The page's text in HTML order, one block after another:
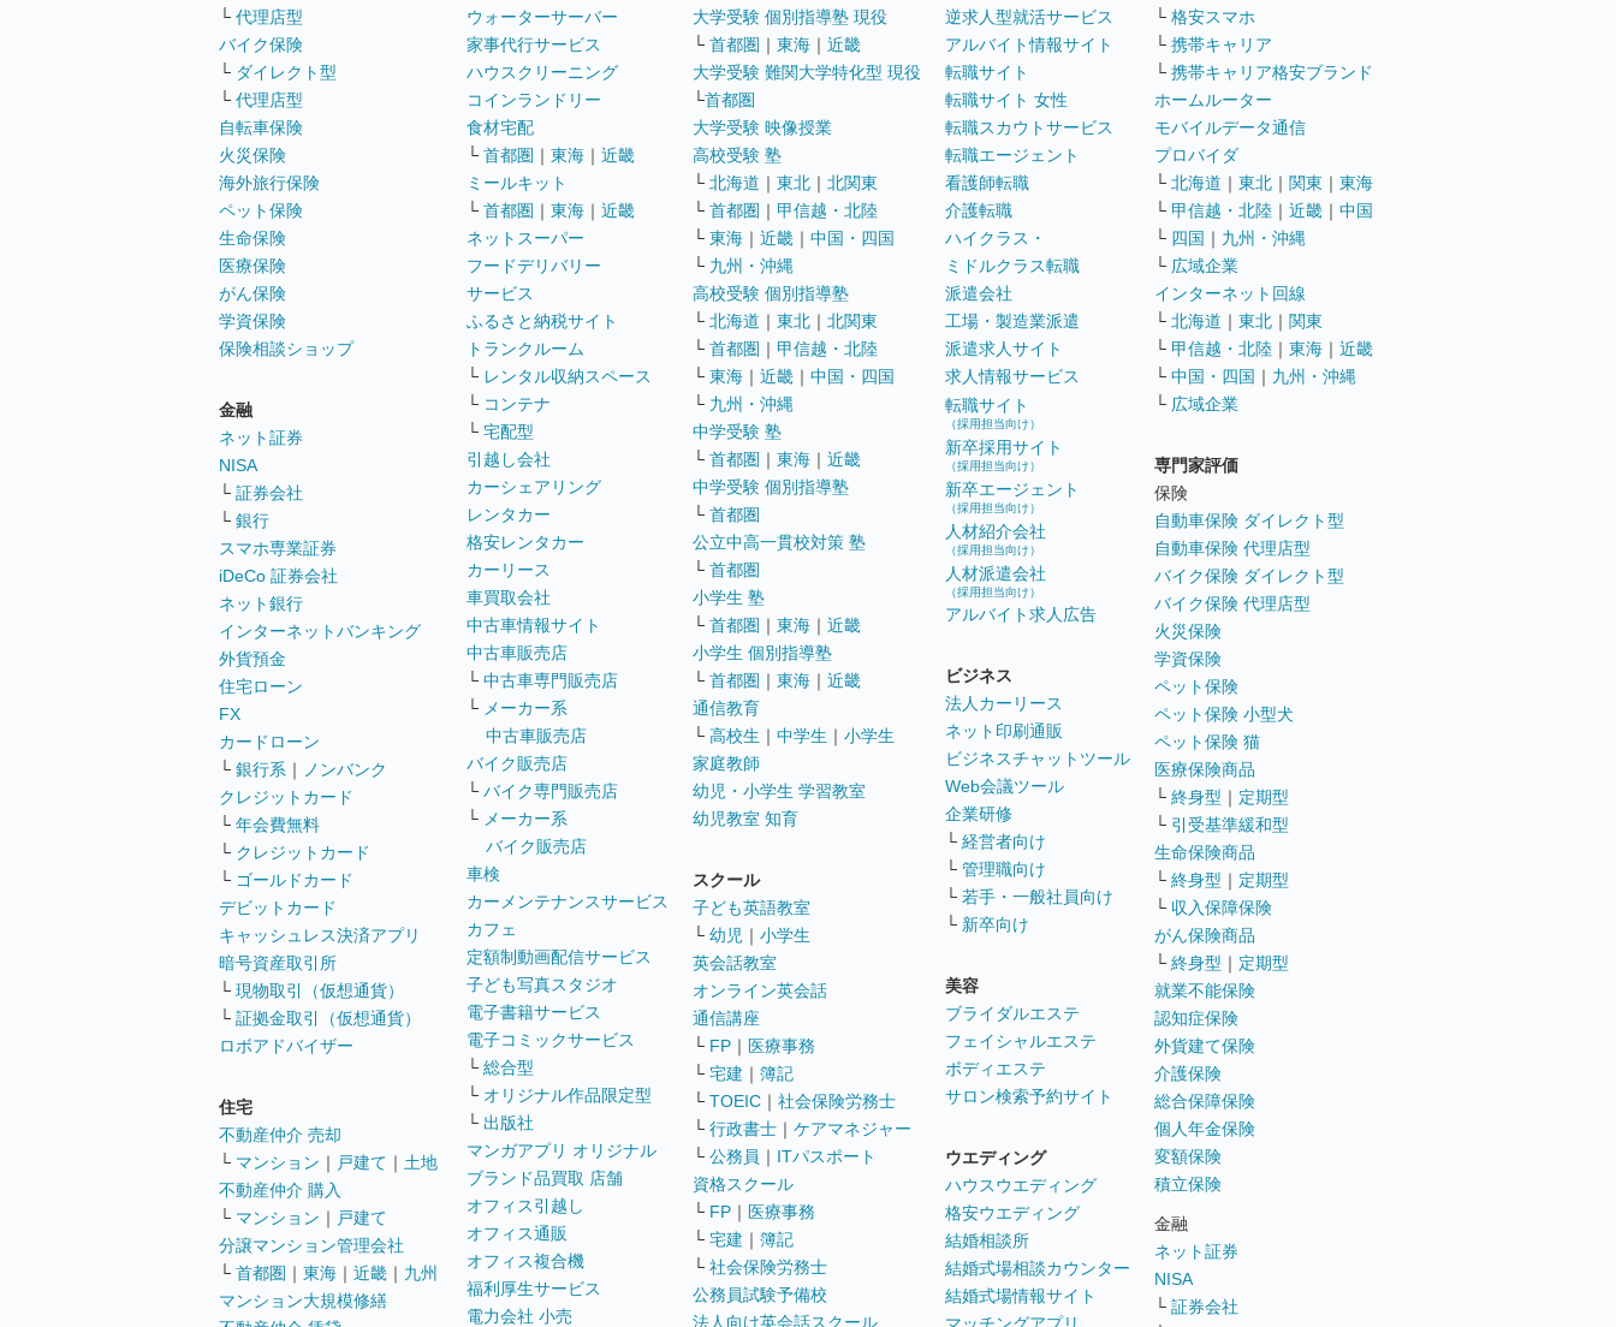
└ 代理店型
バイク保険
└ ダイレクト型
└ 代理店型
自転車保険
火災保険
海外旅行保険
ペット保険
生命保険
医療保険
がん保険
学資保険
保険相談ショップ
金融
ネット証券
NISA
└ 証券会社
└ 銀行
スマホ専業証券
iDeCo 証券会社
ネット銀行
インターネットバンキング
外貨預金
住宅ローン
FX
カードローン
└ 銀行系 ｜
ノンバンク
クレジットカード
└ 年会費無料
└ クレジットカード
└ ゴールドカード
デビットカード
キャッシュレス決済アプリ
暗号資産取引所
└ 現物取引（仮想通貨）
└ 証拠金取引（仮想通貨）
ロボアドバイザー
住宅
不動産仲介 売却
└ マンション ｜ 戸建て ｜ 土地
不動産仲介 購入
└ マンション ｜ 戸建て
分譲マンション管理会社
└ 首都圏 ｜ 東海 ｜ 近畿 ｜ 九州
マンション大規模修繕
ウォーターサーバー
家事代行サービス
ハウスクリーニング
コインランドリー
食材宅配
└ 首都圏 ｜ 東海 ｜ 近畿
ミールキット
└ 首都圏 ｜ 東海 ｜ 近畿
ネットスーパー
フードデリバリー
サービス
ふるさと納税サイト
トランクルーム
└ レンタル収納スペース
└ コンテナ
└ 宅配型
引越し会社
カーシェアリング
レンタカー
格安レンタカー
カーリース
車買取会社
中古車情報サイト
中古車販売店
└ 中古車専門販売店
└ メーカー系
中古車販売店
バイク販売店
└ バイク専門販売店
└ メーカー系
バイク販売店
車検
カーメンテナンスサービス
カフェ
定額制動画配信サービス
子ども写真スタジオ
電子書籍サービス
電子コミックサービス
└ 総合型
└ オリジナル作品限定型
└ 出版社
マンガアプリ オリジナル
ブランド品買取 店舗
オフィス引越し
オフィス通販
オフィス複合機
福利厚生サービス
電力会社 小売
大学受験 個別指導塾 現役
└ 首都圏 ｜ 東海 ｜ 近畿
大学受験 難関大学特化型 現役
└首都圏
大学受験 映像授業
高校受験 塾
└ 北海道 ｜ 東北 ｜ 北関東
└ 首都圏 ｜ 甲信越・北陸
└ 東海 ｜ 近畿 ｜ 中国・四国
└ 九州・沖縄
高校受験 個別指導塾
└ 北海道 ｜ 東北 ｜ 北関東
└ 首都圏 ｜ 甲信越・北陸
└ 東海 ｜ 近畿 ｜ 中国・四国
└ 九州・沖縄
中学受験 塾
└ 首都圏 ｜ 東海 ｜ 近畿
中学受験 個別指導塾
└ 首都圏
公立中高一貫校対策 塾
└ 首都圏
小学生 塾
└ 首都圏 ｜ 東海 ｜ 近畿
小学生 個別指導塾
└ 首都圏 ｜ 東海 ｜ 近畿
通信教育
└ 高校生 ｜ 中学生 ｜ 小学生
家庭教師
幼児・小学生 学習教室
幼児教室 知育
スクール
子ども英語教室
└ 幼児 ｜ 小学生
英会話教室
オンライン英会話
通信講座
└ FP ｜ 医療事務
└ 宅建 ｜ 簿記
└ TOEIC ｜ 社会保険労務士
└ 行政書士 ｜ ケアマネジャー
└ 公務員 ｜ ITパスポート
資格スクール
└ FP ｜ 医療事務
└ 宅建 ｜ 簿記
└ 社会保険労務士
公務員試験予備校
法人向け英会話スクール
逆求人型就活サービス
アルバイト情報サイト
転職サイト
転職サイト 女性
転職スカウトサービス
転職エージェント
看護師転職
介護転職
ハイクラス・
ミドルクラス転職
派遣会社
工場・製造業派遣
派遣求人サイト
求人情報サービス
転職サイト
（採用担当向け）
新卒採用サイト
（採用担当向け）
新卒エージェント
（採用担当向け）
人材紹介会社
（採用担当向け）
人材派遣会社
（採用担当向け）
アルバイト求人広告
ビジネス
法人カーリース
ネット印刷通販
ビジネスチャットツール
Web会議ツール
企業研修
└ 経営者向け
└ 管理職向け
└ 若手・一般社員向け
└ 新卒向け
美容
ブライダルエステ
フェイシャルエステ
ボディエステ
サロン検索予約サイト
ウエディング
ハウスウエディング
格安ウエディング
結婚相談所
結婚式場相談カウンター
結婚式場情報サイト
└ 格安スマホ
└ 携帯キャリア
└ 携帯キャリア格安ブランド
ホームルーター
モバイルデータ通信
プロバイダ
└ 北海道 ｜ 東北 ｜ 関東 ｜ 東海
└ 甲信越・北陸 ｜ 近畿 ｜ 中国
└ 四国 ｜ 九州・沖縄
└ 広域企業
インターネット回線
└ 北海道 ｜ 東北 ｜ 関東
└ 甲信越・北陸 ｜ 東海 ｜ 近畿
└ 中国・四国 ｜ 九州・沖縄
└ 広域企業
専門家評価
保険
自動車保険 ダイレクト型
自動車保険 代理店型
バイク保険 ダイレクト型
バイク保険 代理店型
火災保険
学資保険
ペット保険
ペット保険 小型犬
ペット保険 猫
医療保険商品
└ 終身型 ｜ 定期型
└ 引受基準緩和型
生命保険商品
└ 終身型 ｜ 定期型
└ 収入保障保険
がん保険商品
└ 終身型 ｜ 定期型
就業不能保険
認知症保険
外貨建て保険
介護保険
総合保障保険
個人年金保険
変額保険
積立保険
金融
ネット証券
NISA
└ 証券会社